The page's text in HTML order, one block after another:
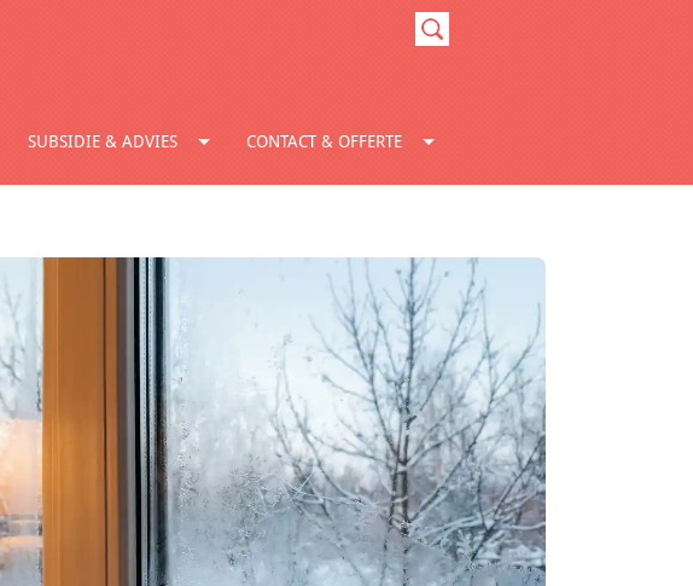
SUBSIDIE & ADVIES CONTACT & OFFERTE